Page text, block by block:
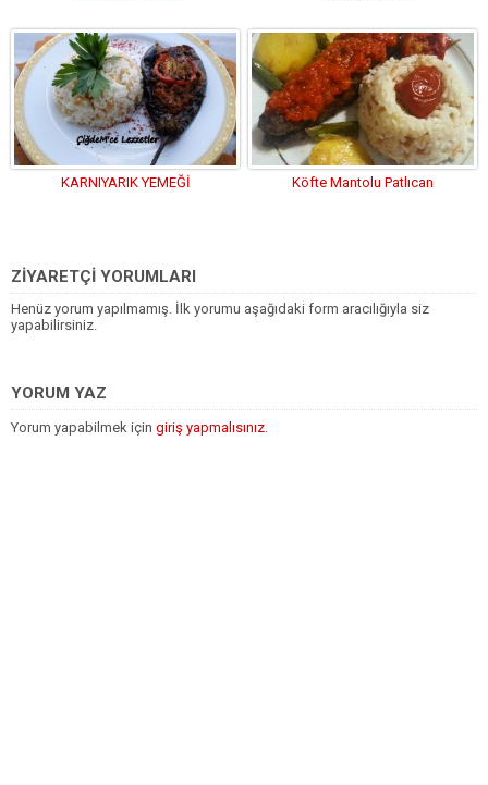
KARNIYARIK YEMEĞİ Köfte Mantolu Patlıcan
ZİYARETÇİ YORUMLARI
Henüz yorum yapılmamış. İlk yorumu aşağıdaki form aracılığıyla siz
yapabilirsiniz.
YORUM YAZ
Yorum yapabilmek için giriş yapmalısınız.